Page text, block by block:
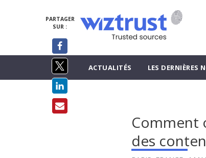
ACTUALITÉS LES DERNIÈRES
Comment
des
PARTAGER
SUR :